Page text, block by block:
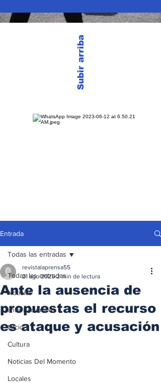
Subir arriba
Entrada
Todas las entradas
Noticias
iInternacionales
Inicio
Cultura
Noticias Del Momento
Locales
Todas las entradas
Ante la ausencia de
propuestas el recurso
es ataque y acusación
revistalaprensa55
21 ago 2025 2 min de lectura